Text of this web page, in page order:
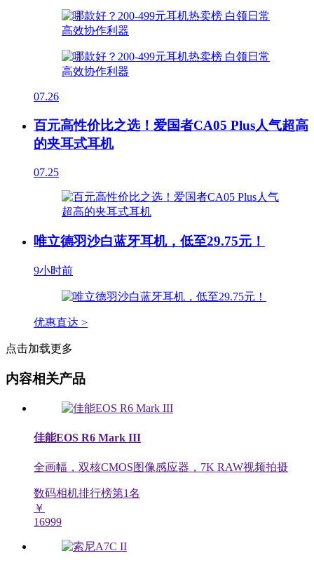
07.26
百元高性价比之选！爱国者CA05 Plus人气超高
的夹耳式耳机
07.25
唯立德羽沙白蓝牙耳机，低至29.75元！
9小时前
优惠直达 >
点击加载更多
内容相关产品
佳能EOS R6 Mark III
全画幅，双核CMOS图像感应器，7K RAW视频拍摄
数码相机排行榜第1名
￥
16999